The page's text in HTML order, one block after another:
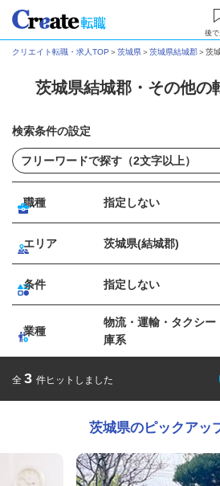
後で
クリエイト転職・求人TOP ＞茨城県＞茨城県結城郡＞茨
茨城県結城郡・その他の
検索条件の設定
職種 指定しない
エリア 茨城県(結城郡)
条件 指定しない
業種
物流・運輸・タクシー
庫系
全 3 件ヒットしました
茨城県のピックアッ